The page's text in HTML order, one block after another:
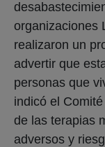
organizaciones
realizaron un
advertir que
personas que
indicó el
de las terapias
adversos y